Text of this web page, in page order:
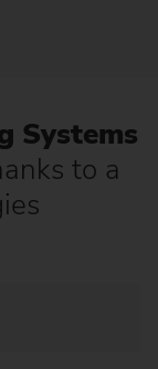
Systems
to a